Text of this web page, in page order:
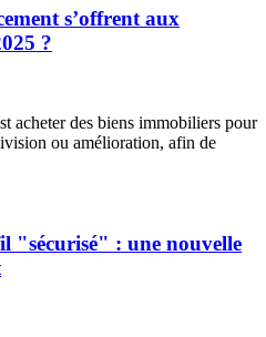
s’offrent aux
?
acheter des biens immobiliers pour
ou amélioration, afin de
"sécurisé" : une nouvelle